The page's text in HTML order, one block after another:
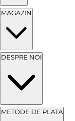
MAGAZIN
DESPRE NOI
METODE DE PLATA